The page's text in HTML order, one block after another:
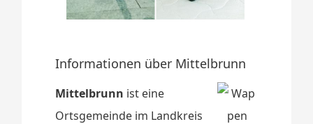
Informationen über Mittelbrunn
Mittelbrunn ist eine
Ortsgemeinde im Landkreis